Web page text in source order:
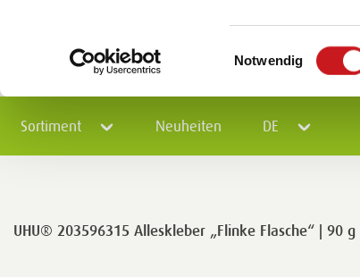
Einwilligungsauswahl
Notwendig
Sortiment Neuheiten DE
UHU® 203596315 Alleskleber „Flinke Flasche“ | 90 g